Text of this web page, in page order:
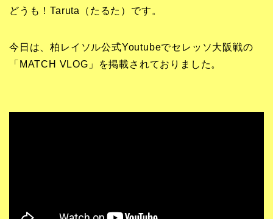
どうも！Taruta（たるた）です。
今日は、柏レイソル公式Youtubeでセレッソ大阪戦の
「MATCH VLOG」を掲載されておりました。